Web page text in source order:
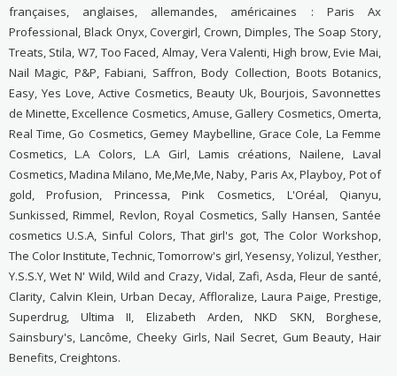
françaises, anglaises, allemandes, américaines : Paris Ax
Professional, Black Onyx, Covergirl, Crown, Dimples, The Soap Story,
Treats, Stila, W7, Too Faced, Almay, Vera Valenti, High brow, Evie Mai,
Nail Magic, P&P, Fabiani, Saffron, Body Collection, Boots Botanics,
Easy, Yes Love, Active Cosmetics, Beauty Uk, Bourjois, Savonnettes
de Minette, Excellence Cosmetics, Amuse, Gallery Cosmetics, Omerta,
Real Time, Go Cosmetics, Gemey Maybelline, Grace Cole, La Femme
Cosmetics, L.A Colors, L.A Girl, Lamis créations, Nailene, Laval
Cosmetics, Madina Milano, Me,Me,Me, Naby, Paris Ax, Playboy, Pot of
gold, Profusion, Princessa, Pink Cosmetics, L'Oréal, Qianyu,
Sunkissed, Rimmel, Revlon, Royal Cosmetics, Sally Hansen, Santée
cosmetics U.S.A, Sinful Colors, That girl's got, The Color Workshop,
The Color Institute, Technic, Tomorrow's girl, Yesensy, Yolizul, Yesther,
Y.S.S.Y, Wet N' Wild, Wild and Crazy, Vidal, Zafi, Asda, Fleur de santé,
Clarity, Calvin Klein, Urban Decay, Affloralize, Laura Paige, Prestige,
Superdrug, Ultima II, Elizabeth Arden, NKD SKN, Borghese,
Sainsbury's, Lancôme, Cheeky Girls, Nail Secret, Gum Beauty, Hair
Benefits, Creightons.